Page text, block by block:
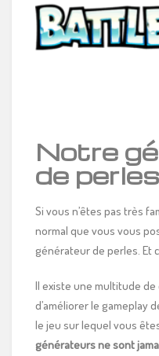
Notre
de perles
Si vous n’êtes pas très
normal que vous vous
générateur de perles. Et
Il existe une multitude
d’améliorer le gameplay
le jeu sur lequel vous
générateurs ne sont